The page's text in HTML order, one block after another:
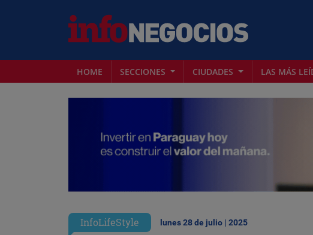
HOME SECCIONES CIUDADES LAS MÁS
InfoLifeStyle lunes 28 de julio | 2025